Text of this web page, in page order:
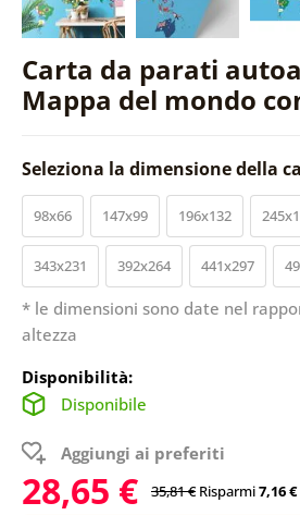
Carta da parati
Mappa del mondo
Seleziona la dimensione della
98x66 147x99 196x132
343x231 392x264 441x297
* le dimensioni sono date nel
altezza
Disponibilità:
Disponibile
Aggiungi ai preferiti
28,65 € 35,81 € Risparmi7,16 €